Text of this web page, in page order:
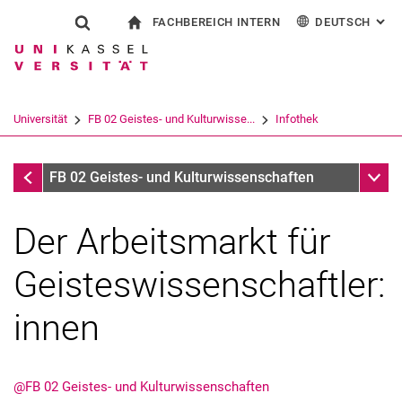
Springe direkt zu: Inhalt
Springe direkt zu: Suche
Springe direkt zu:
Suchformular
Suchbegriff
Suchen (öffnet externen Link in einem
FACHBEREICH INTERN DEUTSCH :
Universität FB 02 Geistes- und Kulturwisse... Infothek
InfothekFB 02 Geistes- und Kulturwissenschaften
Der Arbeitsmarkt für
Geisteswissenschaftler:
innen
@FB 02 Geistes- und Kulturwissenschaften